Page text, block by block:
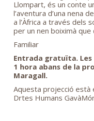
Llompart, és un conte
l’aventura d’una nena
a l’Àfrica a través dels
per un nen boiximà
Familiar
Entrada gratuïta.
1 hora abans de la
Maragall.
Aquesta projecció està
Drtes Humans